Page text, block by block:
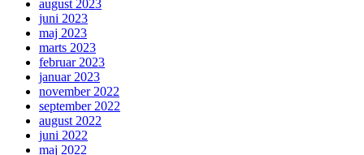
august 2023
juni 2023
maj 2023
marts 2023
februar 2023
januar 2023
november 2022
september 2022
august 2022
juni 2022
maj 2022